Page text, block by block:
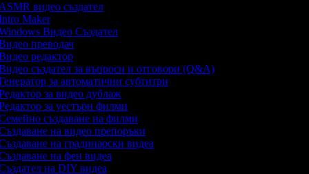
видео създател
Maker
Видео Създател
преводач
редактор
създател за въпроси и отговори (Q&A)
за автоматични субтитри
за видео дублаж
за уестърн филми
създаване на филми
на видео препоръки
на градинарски видеа
на фен видеа
на DIY видеа